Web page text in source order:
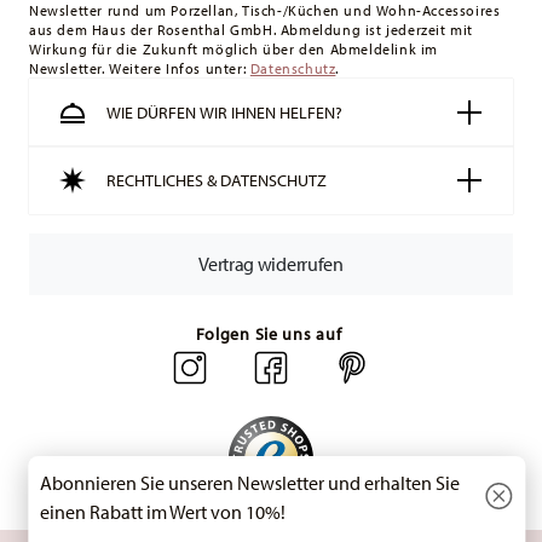
Schweiz:Lieferungen in die Schweiz sind ab 49,90 CHF
versandkostenfrei. Unter einem Bestellwert von 49,90 CHF
liegen die Versandkosten bei 36,90 CHF.
Tracking:
Sie erhalten per E-Mail einen Trackingcode, sobald
Ihr Paket auf die Reise geht.
vorrätige Artikel. Sie können die Lieferzeiten in andere
Retourenservice.
Newsletter rund um Porzellan, Tisch-/Küchen und Wohn-Accessoires
aus dem Haus der Rosenthal GmbH. Abmeldung ist jederzeit mit
Wirkung für die Zukunft möglich über den Abmeldelink im
Newsletter. Weitere Infos unter: Datenschutz.
WIE DÜRFEN WIR IHNEN HELFEN?
RECHTLICHES & DATENSCHUTZ
Vertrag widerrufen
Folgen Sie uns auf
Abonnieren Sie unseren Newsletter und erhalten Sie
einen Rabatt im Wert von 10%!